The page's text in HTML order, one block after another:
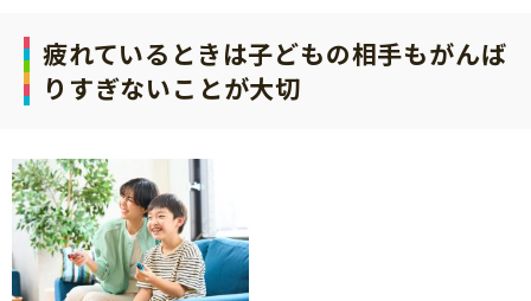
疲れているときは子どもの相手もがんば
りすぎないことが大切